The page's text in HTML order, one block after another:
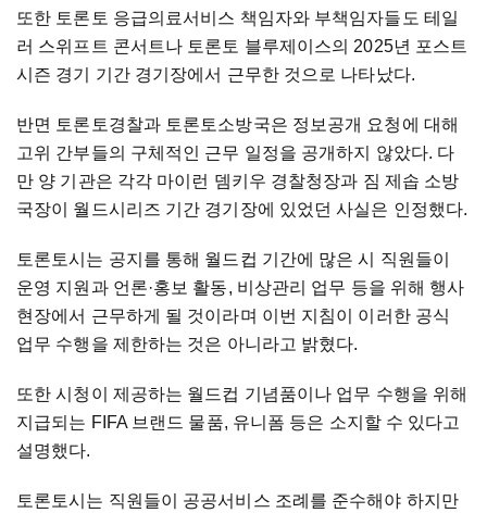
또한 토론토 응급의료서비스 책임자와 부책임자들도 테일
러 스위프트 콘서트나 토론토 블루제이스의 2025년 포스트
시즌 경기 기간 경기장에서 근무한 것으로 나타났다.
반면 토론토경찰과 토론토소방국은 정보공개 요청에 대해
고위 간부들의 구체적인 근무 일정을 공개하지 않았다. 다
만 양 기관은 각각 마이런 뎀키우 경찰청장과 짐 제솝 소방
국장이 월드시리즈 기간 경기장에 있었던 사실은 인정했다.
토론토시는 공지를 통해 월드컵 기간에 많은 시 직원들이
운영 지원과 언론·홍보 활동, 비상관리 업무 등을 위해 행사
현장에서 근무하게 될 것이라며 이번 지침이 이러한 공식
업무 수행을 제한하는 것은 아니라고 밝혔다.
또한 시청이 제공하는 월드컵 기념품이나 업무 수행을 위해
지급되는 FIFA 브랜드 물품, 유니폼 등은 소지할 수 있다고
설명했다.
토론토시는 직원들이 공공서비스 조례를 준수해야 하지만